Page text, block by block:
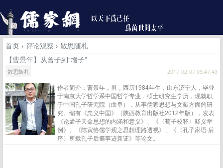
首页 › 评论观察 › 散思随札
【曹景年】从曾子到“增子”
散思随札 2017-02-07 09:47:43
作者简介：曹景年，男，西历1984年生，山东济宁人，毕业
于南京大学哲学系中国哲学专业，硕士研究生学历，现就职
于中国孔子研究院（曲阜），从事儒家思想与文献方面的研
究。编有《忠义中国》（陕西教育出版社2012年版），发表
《论孟子天命思想的内涵和意义》、《〈荀子校释〉疑义举
例》、《陈寅恪儒学观之思想理路透视》、《〈孔子家语·后
序〉所载孔子后裔事迹新证》等论文。